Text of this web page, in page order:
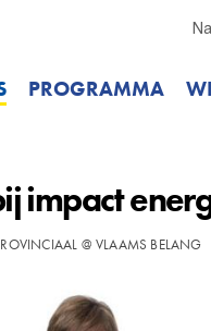
PROGRAMMA
impact
@ VLAAMS BELANG